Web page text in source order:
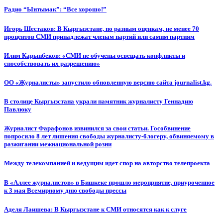
Радио “Ынтымак”: “Все хорошо!”
Игорь Шестаков: В Кыргызстане, по разным оценкам, не менее 70
процентов СМИ принадлежат членам партий или самим партиям
Илим Карыпбеков: «СМИ не обучены освещать конфликты и
способствовать их разрешению»
ОО «Журналисты» запустило обновленную версию сайта journalist.kg.
В столице Кыргызстана украли памятник журналисту Геннадию
Павлюку
Журналист Фарафонов извинился за свои статьи. Гособвинение
попросило 8 лет лишения свободы журналисту-блогеру, обвиняемому в
разжигании межнациональной розни
Между телекомпанией и ведущим идет спор на авторство телепроекта
В «Аллее журналистов» в Бишкеке прошло мероприятие, приуроченное
к 3 мая Всемирному дню свободы прессы
Аделя Лаишева: В Кыргызстане к СМИ относятся как к слуге